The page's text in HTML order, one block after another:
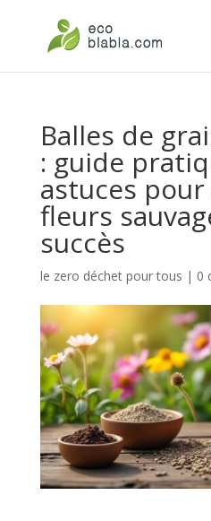
Balles de
: guide
astuces
fleurs
succès
le zero déchet pour tous | 0